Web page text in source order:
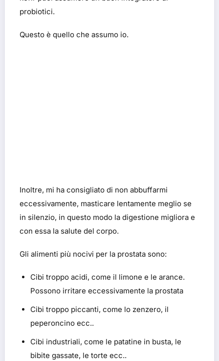
probiotici.
Questo è quello che assumo io.
Inoltre, mi ha consigliato di non abbuffarmi
eccessivamente, masticare lentamente meglio se
in silenzio, in questo modo la digestione migliora e
con essa la salute del corpo.
Gli alimenti più nocivi per la prostata sono:
Cibi troppo acidi, come il limone e le arance.
Possono irritare eccessivamente la prostata
Cibi troppo piccanti, come lo zenzero, il
peperoncino ecc..
Cibi industriali, come le patatine in busta, le
bibite gassate, le torte ecc..